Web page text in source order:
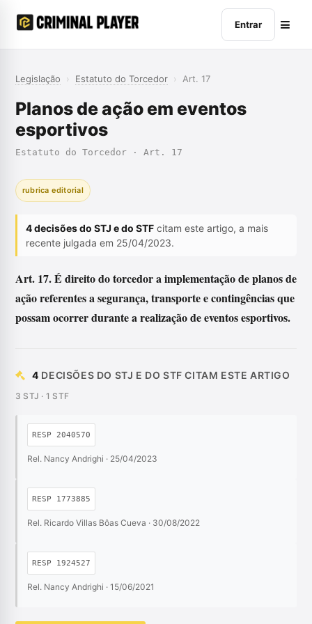
Entrar
Legislação › Estatuto do Torcedor › Art. 17
Planos de ação em eventos
esportivos
Estatuto do Torcedor · Art. 17
rubrica editorial
4 decisões do STJ e do STF citam este artigo, a mais
recente julgada em 25/04/2023.
Art. 17. É direito do torcedor a implementação de planos de
ação referentes a segurança, transporte e contingências que
possam ocorrer durante a realização de eventos esportivos.
4 DECISÕES DO STJ E DO STF CITAM ESTE ARTIGO
3 STJ · 1 STF
RESP 2040570
Rel. Nancy Andrighi · 25/04/2023
RESP 1773885
Rel. Ricardo Villas Bôas Cueva · 30/08/2022
RESP 1924527
Rel. Nancy Andrighi · 15/06/2021